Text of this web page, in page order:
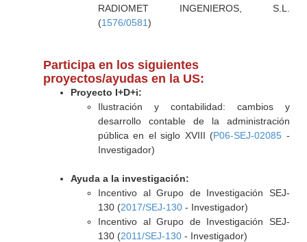
RADIOMET INGENIEROS, S.L.
(1576/0581)
Participa en los siguientes
proyectos/ayudas en la US:
Proyecto I+D+i:
Ilustración y contabilidad: cambios y
desarrollo contable de la administración
pública en el siglo XVIII (P06-SEJ-02085 -
Investigador)
Ayuda a la investigación:
Incentivo al Grupo de Investigación SEJ-
130 (2017/SEJ-130- Investigador)
Incentivo al Grupo de Investigación SEJ-
130 (2011/SEJ-130- Investigador)